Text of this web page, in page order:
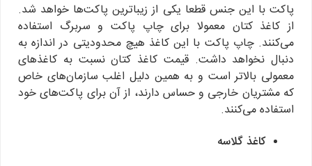
پاکت با این جنس قطعا یکی از زیباترین پاکت‌ها خواهد شد.
از کاغذ کتان معمولا برای چاپ پاکت و سربرگ استفاده
می‌کنند. چاپ پاکت با این کاغذ هیچ محدودیتی در اندازه به
دنبال نخواهد داشت. قیمت کاغذ کتان نسبت به کاغذهای
معمولی بالاتر است و به همین دلیل اغلب سازمان‌های خاص
که مشتریان خارجی و حساس دارند، از آن برای پاکت‌های خود
استفاده می‌کنند.
کاغذ گلاسه